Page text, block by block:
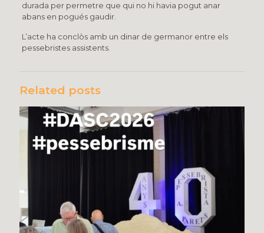
durada per permetre que qui no hi havia pogut anar
abans en pogués gaudir.
L’acte ha conclòs amb un dinar de germanor entre els
pessebristes assistents.
Related posts